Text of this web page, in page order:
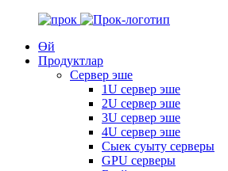
Өй
Продуктлар
Сервер эше
1U сервер эше
2U сервер эше
3U сервер эше
4U сервер эше
Сыек суыту серверы
GPU серверы